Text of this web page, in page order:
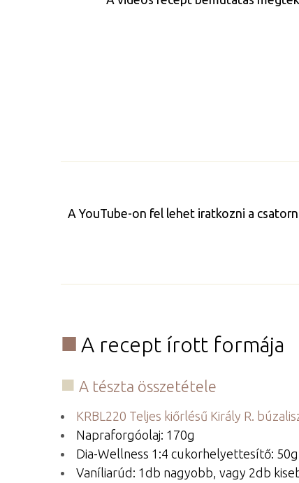
A YouTube-on fel lehet iratkozni a
A recept írott formája
A tészta összetétele
KRBL220 Teljes kiőrlésű Király R.
Napraforgóolaj: 170g
Dia-Wellness 1:4 cukorhelyettesítő: 50g
Vaníliarúd: 1db nagyobb, vagy 2db